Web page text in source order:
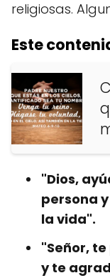
religiosas.
Este
"Dios,
persona
la vida".
"Señor,
y te